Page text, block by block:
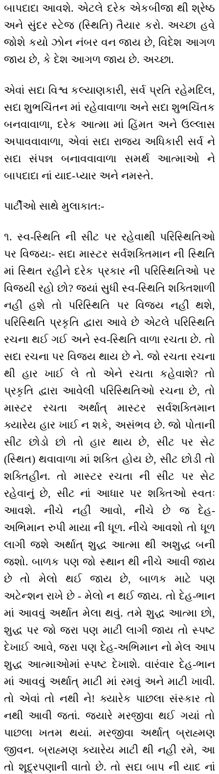
બાપદાદા આવશે. એટલે દરેક એકબીજા થી શ્રેષ્ઠ
અને સુંદર સ્ટેજ (સ્થિતિ) તૈયાર કરો. અચ્છા હવે
જોશે કયો ઝોન નંબર વન જાય છે, વિદેશ આગળ
જાય છે, કે દેશ આગળ જાય છે. અચ્છા.
એવાં સદા વિશ્વ કલ્યાણકારી, સર્વ પ્રતિ રહેમદિલ,
સદા શુભચિંતન માં રહેવાવાળા અને સદા શુભચિંતક
બનવાવાળા, દરેક આત્મા માં હિંમત અને ઉલ્લાસ
અપાવવાવાળા, એવાં સદા રાજ્ય અધિકારી સર્વ ને
સદા સંપન્ન બનાવવાવાળા સમર્થ આત્માઓ ને
બાપદાદા નાં યાદ-પ્યાર અને નમસ્તે.
પાર્ટીઓ સાથે મુલાકાત:-
૧. સ્વ-સ્થિતિ ની સીટ પર રહેવાથી પરિસ્થિતિઓ
પર વિજય:- સદા માસ્ટર સર્વશક્તિમાન ની સ્થિતિ
માં સ્થિત રહીને દરેક પ્રકાર ની પરિસ્થિતિઓ પર
વિજયી રહો છો? જ્યાં સુધી સ્વ-સ્થિતિ શક્તિશાળી
નહીં હશે તો પરિસ્થિતિ પર વિજય નહીં થશે,
પરિસ્થિતિ પ્રકૃતિ દ્વારા આવે છે એટલે પરિસ્થિતિ
રચના થઈ ગઈ અને સ્વ-સ્થિતિ વાળા રચતા છે. તો
સદા રચના પર વિજય થાય છે ને. જો રચતા રચના
થી હાર ખાઈ લે તો એને રચતા કહેવાશે? તો
પ્રકૃતિ દ્વારા આવેલી પરિસ્થિતિઓ રચના છે, તો
માસ્ટર રચતા અર્થાત્ માસ્ટર સર્વશક્તિમાન
ક્યારેય હાર ખાઈ ન શકે, અસંભવ છે. જો પોતાની
સીટ છોડો છો તો હાર થાય છે, સીટ પર સેટ
(સ્થિત) થવાવાળા માં શક્તિ હોય છે, સીટ છોડી તો
શક્તિહીન. તો માસ્ટર રચતા ની સીટ પર સેટ
રહેવાનું છે, સીટ નાં આધાર પર શક્તિઓ સ્વતઃ
આવશે. નીચે નહીં આવો, નીચે છે જ દેહ-
અભિમાન રુપી માયા ની ધૂળ. નીચે આવશો તો ધૂળ
લાગી જશે અર્થાત્ શુદ્ધ આત્મા થી અશુદ્ધ બની
જશો. બાળક પણ જો સ્થાન થી નીચે આવી જાય
છે તો મેલો થઈ જાય છે, બાળક માટે પણ
અટેન્શન રાખે છે - મેલો ન થઈ જાય. તો દેહ-ભાન
માં આવવું અર્થાત મેલા થવું. તમે શુદ્ધ આત્મા છો,
શુદ્ધ પર જો જરા પણ માટી લાગી જાય તો સ્પષ્ટ
દેખાઈ આવે, જરા પણ દેહ-અભિમાન નો મેલ આપ
શુદ્ધ આત્માઓમાં સ્પષ્ટ દેખાશે. વારંવાર દેહ-ભાન
માં આવવું અર્થાત્ માટી માં રમવું અને માટી ખાવી.
તો એવાં તો નથી ને! ક્યારેક પાછલા સંસ્કાર તો
નથી આવી જતાં. જ્યારે મરજીવા થઈ ગયાં તો
પાછલા ખતમ થયાં. મરજીવા અર્થાત્ બ્રાહ્મણ
જીવન. બ્રાહ્મણ ક્યારેય માટી થી નહીં રમે, આ
તો શૂદ્રપણાની વાતો છે. તો સદા બાપ ની યાદ નાં